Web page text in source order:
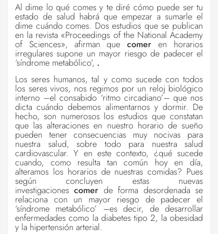
Al dime lo qué comes y te diré cómo puede ser tu
estado de salud habrá que empezar a sumarle el
dime cuándo comes. Dos estudios que se publican
en la revista «Proceedings of the National Academy
of Sciences», afirman quecomeren horarios
irregulares supone un mayor riesgo de padecer el
‘síndrome metabólico’, .
Los seres humanos, tal y como sucede con todos
los seres vivos, nos regimos por un reloj biológico
interno –el consabido ‘ritmo circadiano’– que nos
dicta cuándo debemos alimentarnos y dormir. De
hecho, son numerosos los estudios que constatan
que las alteraciones en nuestro horario de sueño
pueden tener consecuencias muy nocivas para
nuestra salud, sobre todo para nuestra salud
cardiovascular. Y en este contexto, ¿qué sucede
cuando, como resulta tan común hoy en día,
alteramos los horarios de nuestras comidas? Pues
según concluyen estas nuevas
investigacionescomer de forma desordenada se
relaciona con un mayor riesgo de padecer el
‘síndrome metabólico’ –es decir, de desarrollar
enfermedades como la diabetes tipo 2, la obesidad
y la hipertensión arterial.